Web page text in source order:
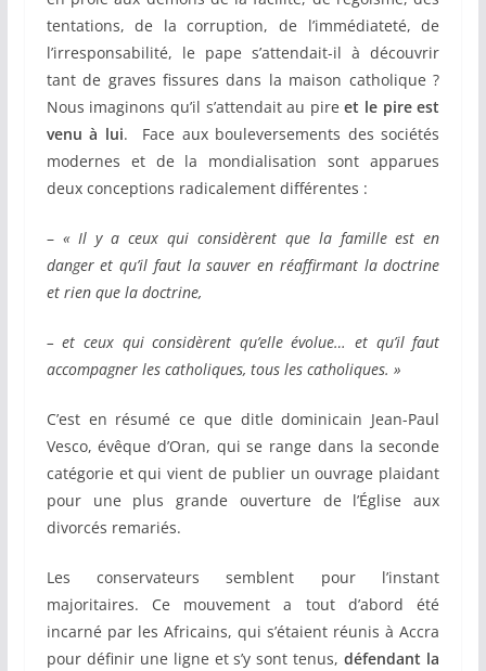
tentations, de la corruption, de l’immédiateté, de
l’irresponsabilité, le pape s’attendait-il à découvrir
tant de graves fissures dans la maison catholique ?
Nous imaginons qu’il s’attendait au pireet le pire est
venu à lui. Face aux bouleversements des sociétés
modernes et de la mondialisation sont apparues
deux conceptions radicalement différentes :
– « Il y a ceux qui considèrent que la famille est en
danger et qu’il faut la sauver en réaffirmant la doctrine
et rien que la doctrine,
– et ceux qui considèrent qu’elle évolue… et qu’il faut
accompagner les catholiques, tous les catholiques. »
C’est en résumé ce que ditle dominicain Jean-Paul
Vesco, évêque d’Oran, qui se range dans la seconde
catégorie et qui vient de publier un ouvrage plaidant
pour une plus grande ouverture de l’Église aux
divorcés remariés.
Les conservateurs semblent pour l’instant
majoritaires. Ce mouvement a tout d’abord été
incarné par les Africains, qui s’étaient réunis à Accra
pour définir une ligne et s’y sont tenus,défendant la